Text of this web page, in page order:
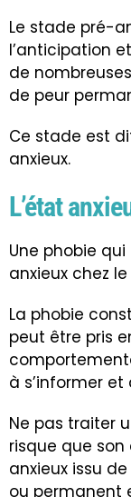
Le stade pré-
l’anticipation
de
de peur
Ce stade est
anxieux.
L’état
Une phobie
anxieux chez
La phobie
peut être pris
à s’informer
Ne pas traiter
risque que son
anxieux issu
ou permanent